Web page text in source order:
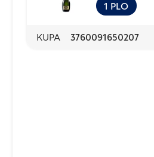
1 PLO
KUPA 3760091650207